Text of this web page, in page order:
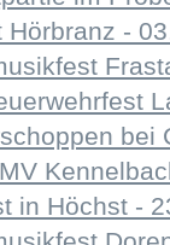
Hörbranz -
bei
in Höchst -